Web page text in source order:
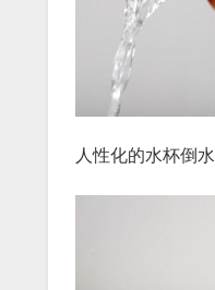
人性化的水杯倒水